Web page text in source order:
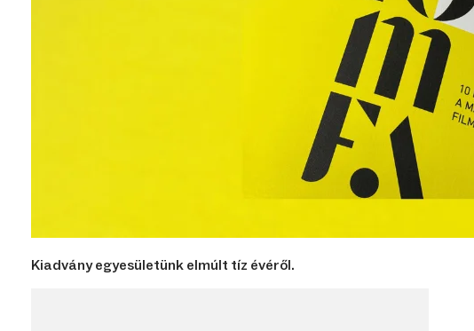
Kiadvány egyesületünk elmúlt tíz évéről.